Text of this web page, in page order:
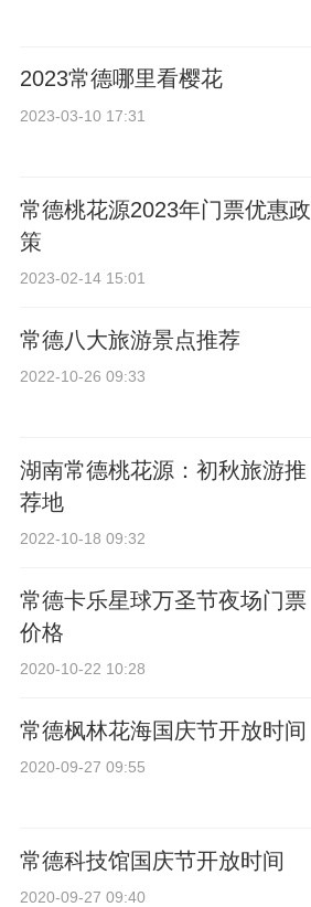
2023常德哪里看樱花
2023-03-10 17:31
常德桃花源2023年门票优惠政
策
2023-02-14 15:01
常德八大旅游景点推荐
2022-10-26 09:33
湖南常德桃花源：初秋旅游推
荐地
2022-10-18 09:32
常德卡乐星球万圣节夜场门票
价格
2020-10-22 10:28
常德枫林花海国庆节开放时间
2020-09-27 09:55
常德科技馆国庆节开放时间
2020-09-27 09:40